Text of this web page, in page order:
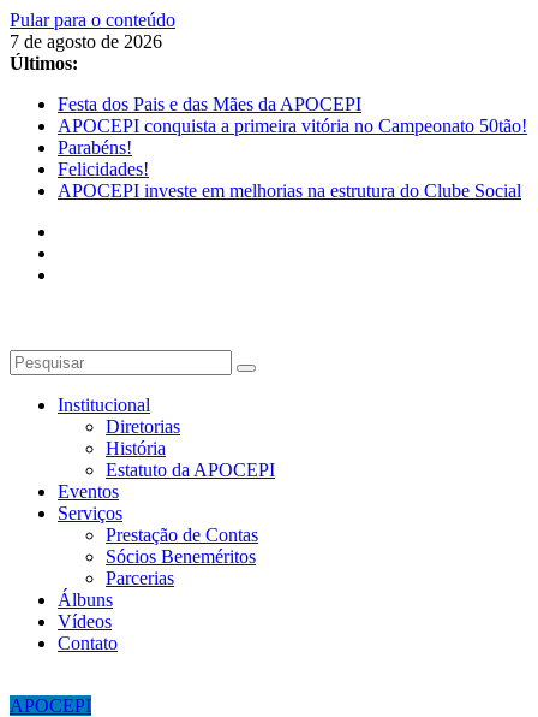
Pular para o conteúdo
7 de agosto de 2026
Últimos:
Festa dos Pais e das Mães da APOCEPI
APOCEPI conquista a primeira vitória no Campeonato 50tão!
Parabéns!
Felicidades!
APOCEPI investe em melhorias na estrutura do Clube Social
Institucional
Diretorias
História
Estatuto da APOCEPI
Eventos
Serviços
Prestação de Contas
Sócios Beneméritos
Parcerias
Álbuns
Vídeos
Contato
APOCEPI